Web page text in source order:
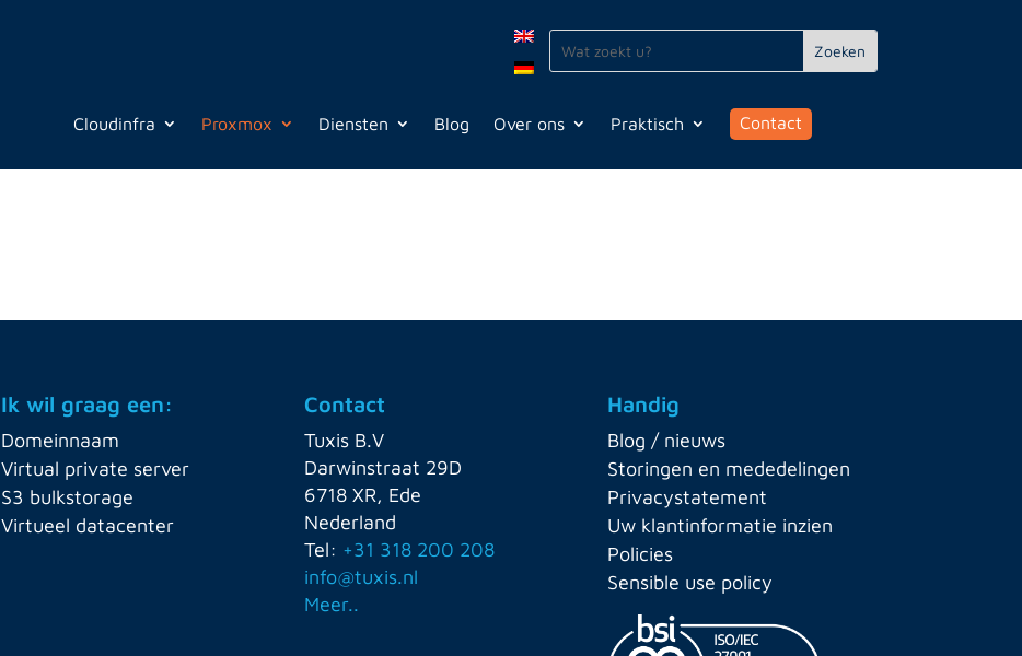
Cloudinfra Proxmox Diensten Blog Over ons Praktisch Contact
Ik wil graag een:
Domeinnaam
Virtual private server
S3 bulkstorage
Virtueel datacenter
Contact
Tuxis B.V
Darwinstraat 29D
6718 XR, Ede
Nederland
Tel: +31 318 200 208
info@tuxis.nl
Meer..
Handig
Blog / nieuws
Storingen en mededelingen
Privacystatement
Uw klantinformatie inzien
Policies
Sensible use policy